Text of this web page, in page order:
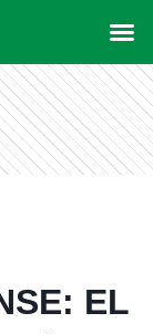
EL